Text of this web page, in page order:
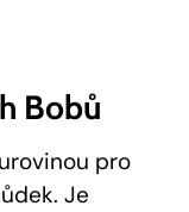
Bobů
pro
Je